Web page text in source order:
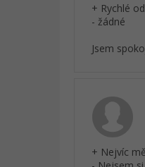
+ Rychlé
- žádné
Jsem
+ Nejvíc